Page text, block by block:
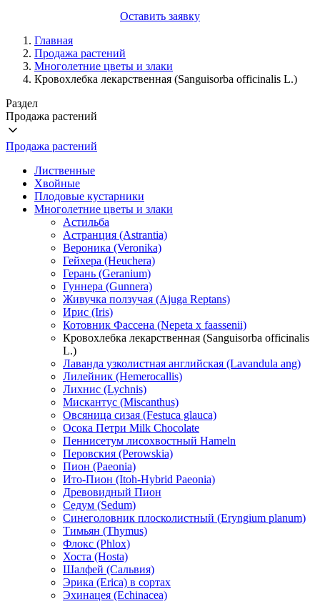
Оставить заявку
Главная
Продажа растений
Многолетние цветы и злаки
Кровохлебка лекарственная (Sanguisorba officinalis L.)
Раздел
Продажа растений
Продажа растений
Лиственные
Хвойные
Плодовые кустарники
Многолетние цветы и злаки
Астильба
Астранция (Astrantia)
Вероника (Veronika)
Гейхера (Heuchera)
Герань (Geranium)
Гуннера (Gunnera)
Живучка ползучая (Ajuga Reptans)
Ирис (Iris)
Котовник Фассена (Nepeta x faassenii)
Кровохлебка лекарственная (Sanguisorba officinalis
L.)
Лаванда узколистная английская (Lavandula ang)
Лилейник (Hemerocallis)
Лихнис (Lychnis)
Мискантус (Miscanthus)
Овсяница сизая (Festuca glauca)
Осока Петри Milk Chocolate
Пеннисетум лисохвостный Hameln
Перовския (Perowskia)
Пион (Paeonia)
Ито-Пион (Itoh-Hybrid Paeonia)
Древовидный Пион
Седум (Sedum)
Синеголовник плосколистный (Eryngium planum)
Тимьян (Thymus)
Флокс (Phlox)
Хоста (Hosta)
Шалфей (Сальвия)
Эрика (Erica) в сортах
Эхинацея (Echinacea)